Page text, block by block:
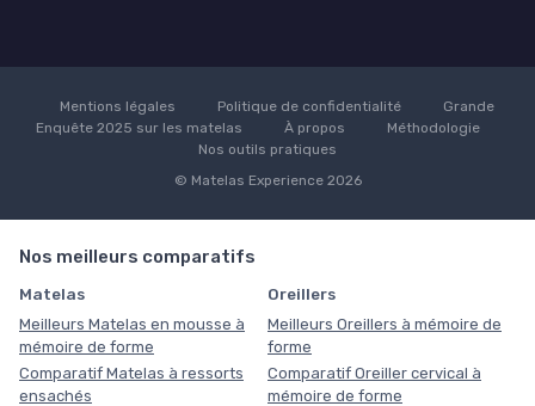
Mentions légales Politique de confidentialité
Grande
Enquête 2025 sur les matelas
À propos
Méthodologie
Nos outils pratiques
© Matelas Experience 2026
Nos meilleurs comparatifs
Matelas
Meilleurs Matelas en mousse à
mémoire de forme
Comparatif Matelas à ressorts
ensachés
Oreillers
Meilleurs Oreillers à mémoire de
forme
Comparatif Oreiller cervical à
mémoire de forme